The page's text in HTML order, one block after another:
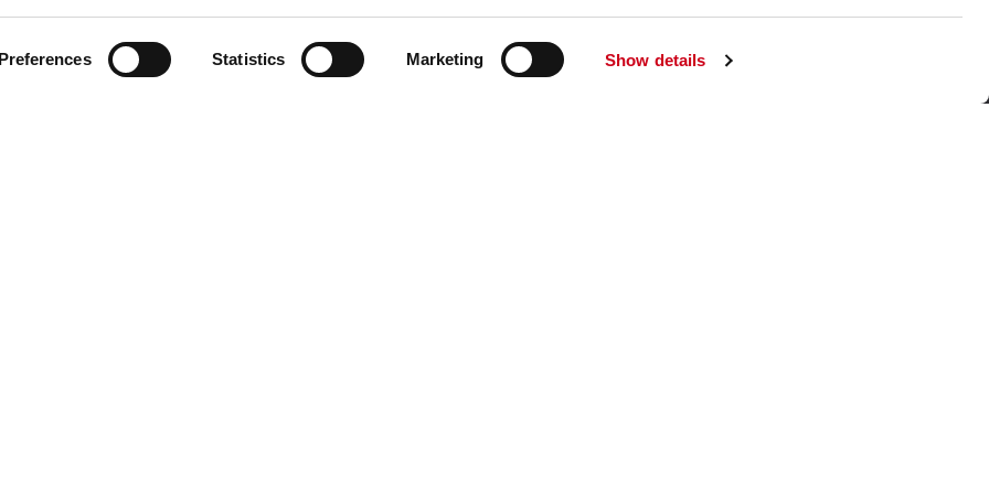
Preferences Statistics Marketing Show details
Unternehmenswebsite aufsuchen